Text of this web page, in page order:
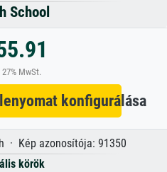
School
MwSt.
konfigurálása
· Kép azonosítója: 91350
körök